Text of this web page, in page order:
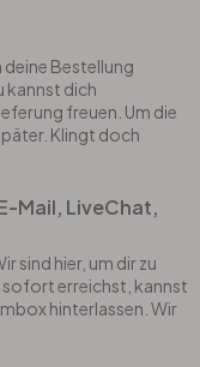
Bestellung
kannst dich
freuen. Um die
Klingt doch
Mail, LiveChat,
sind hier, um dir zu
sofort erreichst, kannst
hinterlassen. Wir